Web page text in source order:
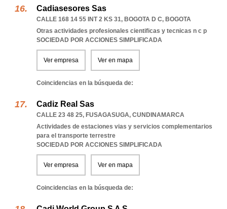
Cadiasesores Sas
CALLE 168 14 55 INT 2 KS 31, BOGOTA D C, BOGOTA
Otras actividades profesionales cientificas y tecnicas n c p
SOCIEDAD POR ACCIONES SIMPLIFICADA
Ver empresa Ver en mapa
Coincidencias en la búsqueda de:
Cadiz Real Sas
CALLE 23 48 25, FUSAGASUGA, CUNDINAMARCA
Actividades de estaciones vias y servicios complementarios
para el transporte terrestre
SOCIEDAD POR ACCIONES SIMPLIFICADA
Ver empresa Ver en mapa
Coincidencias en la búsqueda de: